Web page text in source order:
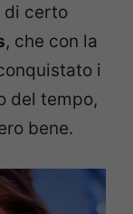
di certo
, che con la
i
del tempo,
bene.